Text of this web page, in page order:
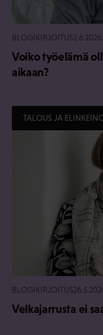
BLOGIKIRJOITUS2.6.2026
Voiko työelämä
aikaan?
TALOUS JA
BLOGIKIRJOITUS
Velkajarrusta ei